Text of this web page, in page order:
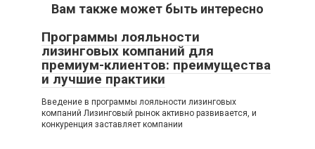
Вам также может быть интересно
Программы лояльности
лизинговых компаний для
премиум-клиентов: преимущества
и лучшие практики
Введение в программы лояльности лизинговых
компаний Лизинговый рынок активно развивается, и
конкуренция заставляет компании